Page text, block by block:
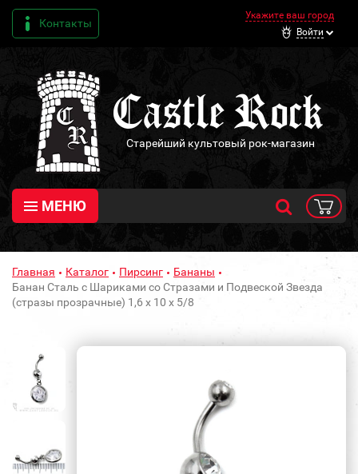
Контакты
Укажите ваш город
Войти
Старейший культовый рок-магазин
МЕНЮ
Главная Каталог Пирсинг
Бананы
Банан Сталь с Шариками со Стразами и Подвеской Звезда
(стразы прозрачные) 1,6 х 10 х 5/8